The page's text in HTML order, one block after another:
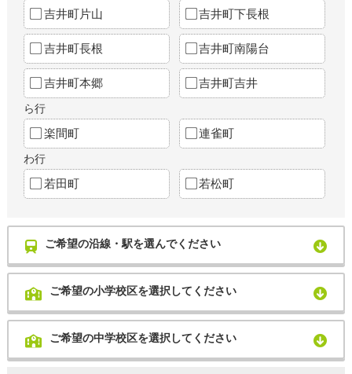
吉井町片山 吉井町下長根
吉井町長根 吉井町南陽台
吉井町本郷 吉井町吉井
ら行
楽間町 連雀町
わ行
若田町 若松町
ご希望の沿線・駅を選んでください
ご希望の小学校区を選択してください
ご希望の中学校区を選択してください